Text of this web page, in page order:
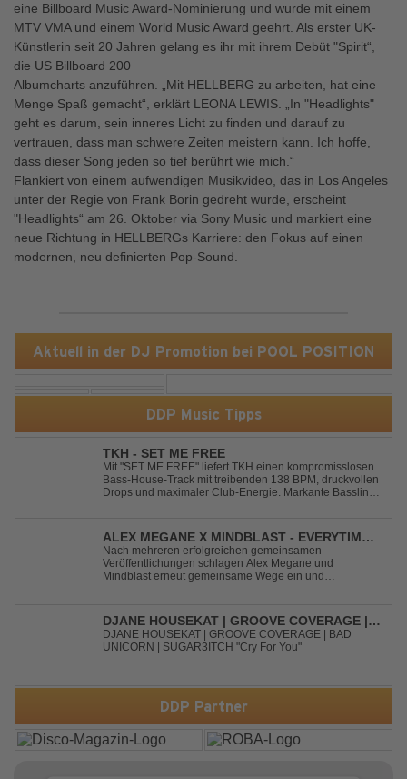
Aktuell in der DJ Promotion bei POOL POSITION
DDP Music Tipps
TKH - SET ME FREE
Mit "SET ME FREE" liefert TKH einen kompromisslosen
Bass-House-Track mit treibenden 138 BPM, druckvollen
Drops und maximaler Club-Energie. Markante Basslines
schraubt. Der Track hat die no...
ALEX MEGANE X MINDBLAST - EVERYTIME
WE TOUCH
Nach mehreren erfolgreichen gemeinsamen
Veröffentlichungen schlagen Alex Megane und
Mindblast erneut gemeinsame Wege ein und
einen echten Klassiker vorgenommen: den
unvergessenen Song von Ma...
DJANE HOUSEKAT | GROOVE COVERAGE |
BAD UNICORN | SUGAR3ITCH - CRY FOR
YOU
DJANE HOUSEKAT | GROOVE COVERAGE | BAD
UNICORN | SUGAR3ITCH "Cry For You"
DDP Partner
eine Billboard Music Award-Nominierung und wurde mit einem
MTV VMA und einem World Music Award geehrt. Als erster UK-
Künstlerin seit 20 Jahren gelang es ihr mit ihrem Debüt "Spirit“,
die US Billboard 200
Albumcharts anzuführen. „Mit HELLBERG zu arbeiten, hat eine
Menge Spaß gemacht“, erklärt LEONA LEWIS. „In "Headlights"
geht es darum, sein inneres Licht zu finden und darauf zu
vertrauen, dass man schwere Zeiten meistern kann. Ich hoffe,
dass dieser Song jeden so tief berührt wie mich.“
Flankiert von einem aufwendigen Musikvideo, das in Los Angeles
unter der Regie von Frank Borin gedreht wurde, erscheint
"Headlights“ am 26. Oktober via Sony Music und markiert eine
neue Richtung in HELLBERGs Karriere: den Fokus auf einen
modernen, neu definierten Pop-Sound.